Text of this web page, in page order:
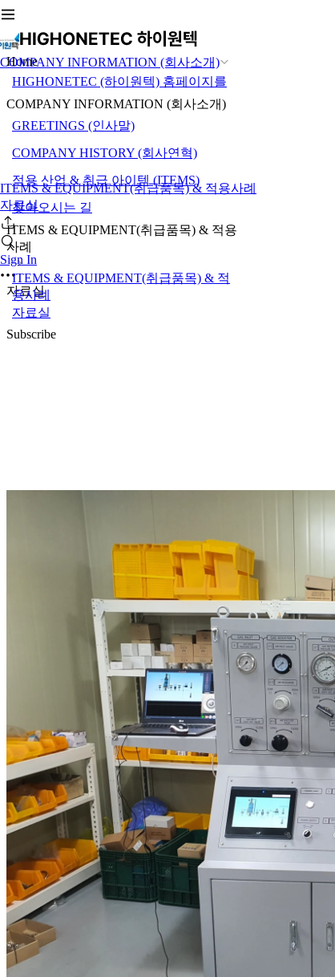
COMPANY INFORMATION (회사소개)
ITEMS & EQUIPMENT(취급품목) & 적용사례
자료실
Sign In
Home
HIGHONETEC (하이원텍) 홈페이지를
COMPANY INFORMATION (회사소개)
GREETINGS (인사말)
COMPANY HISTORY (회사연혁)
적용 산업 & 취급 아이템 (ITEMS)
찾아오시는 길
ITEMS & EQUIPMENT(취급품목) & 적용
사례
ITEMS & EQUIPMENT(취급품목) & 적
용사례
자료실
자료실
Subscribe